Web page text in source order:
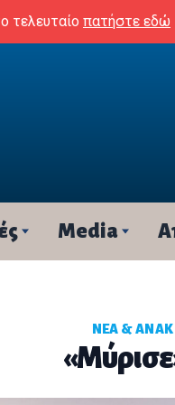
τελευταίο πατήστε εδώ
Media
ΝΈΑ &